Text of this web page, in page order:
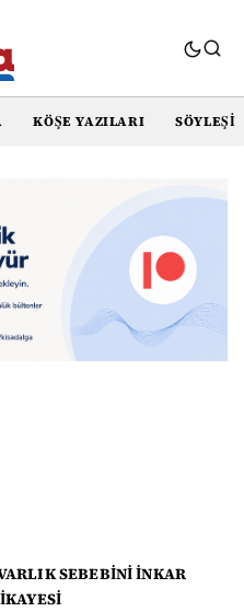
KÖŞE YAZILARI SÖYLEŞI
SEBEBİNİ İNKAR